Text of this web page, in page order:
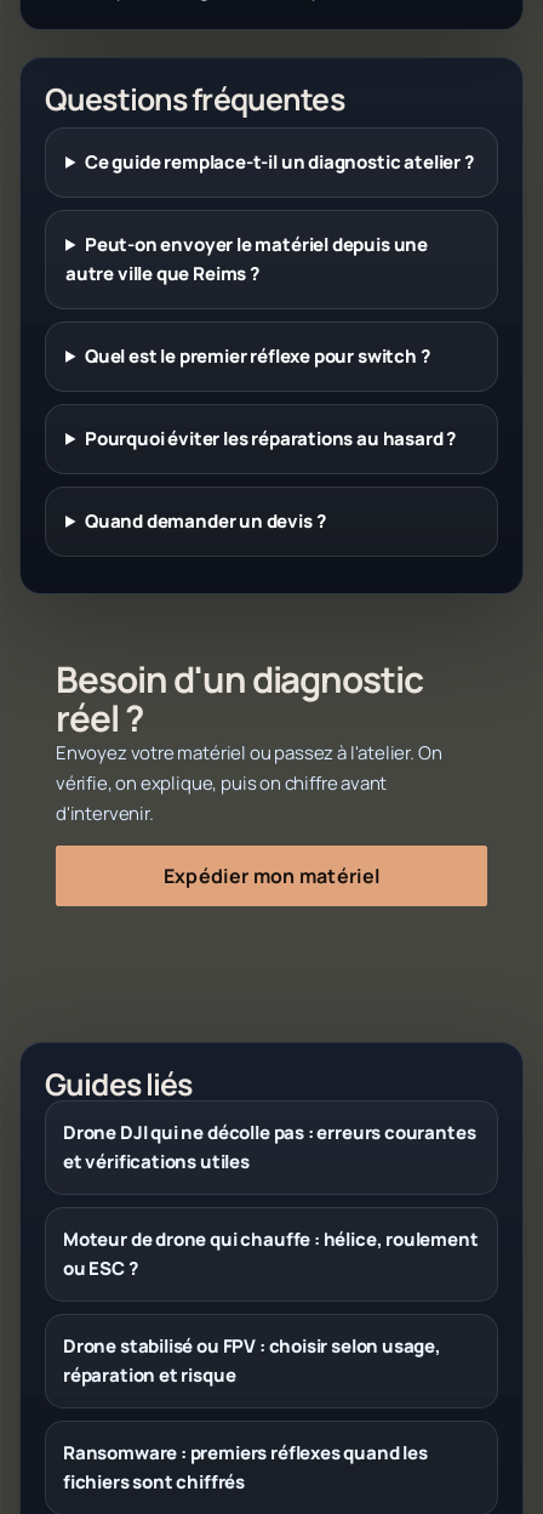
Questions fréquentes
Ce guide remplace-t-il un diagnostic atelier ?
Peut-on envoyer le matériel depuis une
autre ville que Reims ?
Quel est le premier réflexe pour switch ?
Pourquoi éviter les réparations au hasard ?
Quand demander un devis ?
Besoin d'un diagnostic
réel ?
Envoyez votre matériel ou passez à l'atelier. On
vérifie, on explique, puis on chiffre avant
d'intervenir.
Expédier mon matériel
Guides liés
Drone DJI qui ne décolle pas : erreurs courantes
et vérifications utiles
Moteur de drone qui chauffe : hélice, roulement
ou ESC ?
Drone stabilisé ou FPV : choisir selon usage,
réparation et risque
Ransomware : premiers réflexes quand les
fichiers sont chiffrés